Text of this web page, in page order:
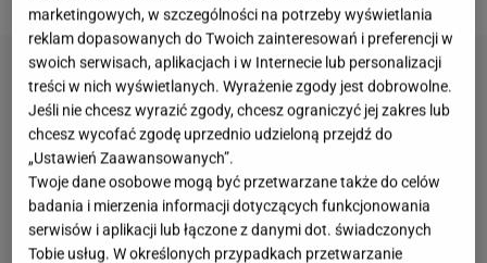
marketingowych, w szczególności na potrzeby wyświetlania
reklam dopasowanych do Twoich zainteresowań i preferencji w
swoich serwisach, aplikacjach i w Internecie lub personalizacji
treści w nich wyświetlanych. Wyrażenie zgody jest dobrowolne.
Jeśli nie chcesz wyrazić zgody, chcesz ograniczyć jej zakres lub
chcesz wycofać zgodę uprzednio udzieloną przejdź do
„Ustawień Zaawansowanych”.
Twoje dane osobowe mogą być przetwarzane także do celów
badania i mierzenia informacji dotyczących funkcjonowania
serwisów i aplikacji lub łączone z danymi dot. świadczonych
Tobie usług. W określonych przypadkach przetwarzanie